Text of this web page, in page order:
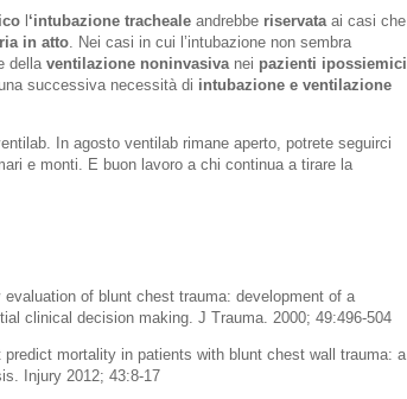
l‘intubazione tracheale andrebbe riservata ai casi che
in atto . Nei casi in cui l’intubazione non sembra
della ventilazione noninvasiva nei pazienti ipossiemici
successiva necessità di intubazione e ventilazione
In agosto ventilab rimane aperto, potrete seguirci
e monti. E buon lavoro a chi continua a tirare la
of blunt chest trauma: development of a
clinical decision making. J Trauma. 2000; 49:496-504
mortality in patients with blunt chest wall trauma: a
Injury 2012; 43:8-17